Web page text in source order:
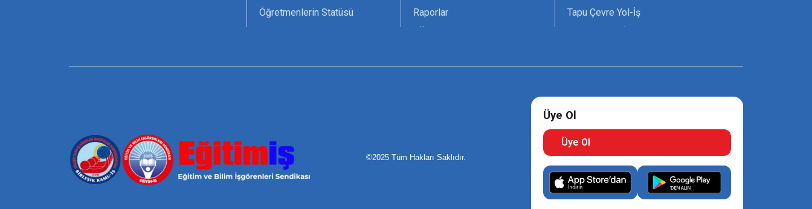
Öğretmenlerin Statüsü
Raporlar
Tapu Çevre Yol-İş
©2025 Tüm Hakları Saklıdır.
Üye Ol
Üye Ol